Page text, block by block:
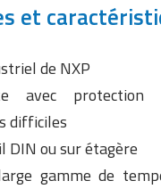
et
de NXP
avec protection
difficiles
DIN ou sur étagère
gamme de